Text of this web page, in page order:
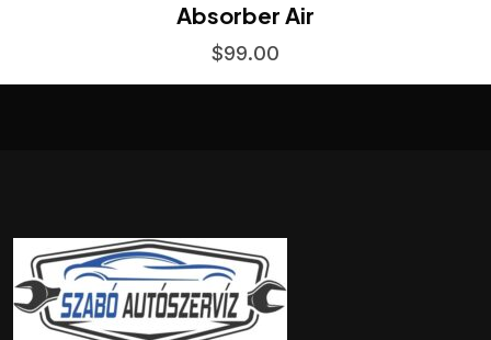
out of 5
Absorber Air
$99.00
Add to Wishlist